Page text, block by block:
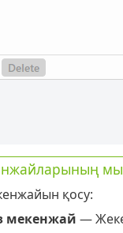
қосу:
мекенжай —